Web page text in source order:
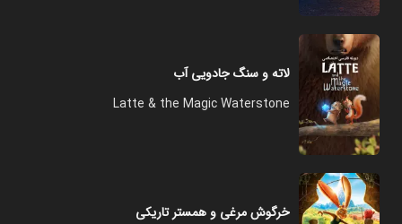
لاته و سنگ جادویی آب
Latte & the Magic Waterstone
خرگوش مرغی و همستر تاریکی